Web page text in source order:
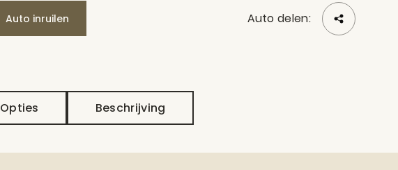
Auto inruilen Auto delen:
Opties Beschrijving